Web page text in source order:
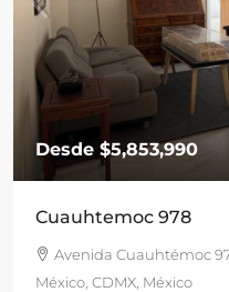
Desde $5,853,990
Cuauhtemoc 978
Avenida Cuauhtémoc
México, CDMX, México